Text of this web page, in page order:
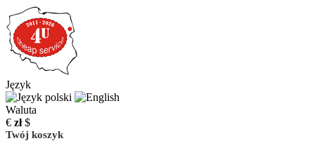
Język
Waluta
€ zł $
Twój koszyk